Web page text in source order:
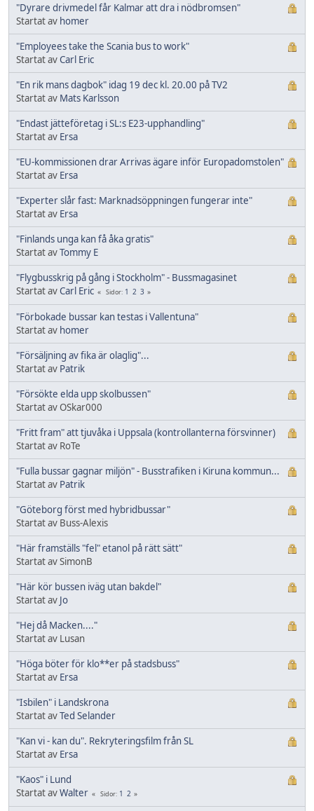
"Dyrare drivmedel får Kalmar att dra i nödbromsen"
Startat av homer
"Employees take the Scania bus to work"
Startat avCarl Eric
"En rik mans dagbok" idag 19 dec kl. 20.00 på TV2
Startat av Mats Karlsson
"Endast jätteföretag i SL:s E23-upphandling"
Startat av Ersa
"EU-kommissionen drar Arrivas ägare inför Europadomstolen"
Startat av Ersa
"Experter slår fast: Marknadsöppningen fungerar inte"
Startat av Ersa
"Finlands unga kan få åka gratis"
Startat avTommy E
"Flygbusskrig på gång i Stockholm" - Bussmagasinet
Startat avCarl Eric Sidor 1 2 3
"Förbokade bussar kan testas i Vallentuna"
Startat av homer
"Försäljning av fika är olaglig"...
Startat av Patrik
"Försökte elda upp skolbussen"
Startat av OSkar000
"Fritt fram" att tjuvåka i Uppsala (kontrollanterna försvinner)
Startat av RoTe
"Fulla bussar gagnar miljön" - Busstrafiken i Kiruna kommun...
Startat av Patrik
"Göteborg först med hybridbussar"
Startat av Buss-Alexis
"Här framställs "fel" etanol på rätt sätt"
Startat av SimonB
"Här kör bussen iväg utan bakdel"
Startat av Jo
"Hej då Macken...."
Startat av Lusan
"Höga böter för klo**er på stadsbuss"
Startat av Ersa
"Isbilen" i Landskrona
Startat avTed Selander
"Kan vi - kan du". Rekryteringsfilm från SL
Startat av Ersa
"Kaos" i Lund
Startat avWalter Sidor 1 2